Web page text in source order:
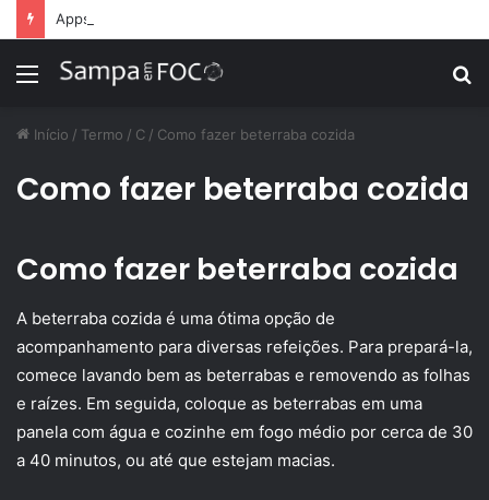
Menu
Início / Termo / C / Como fazer beterraba cozida
Como fazer beterraba cozida
Como fazer beterraba cozida
A beterraba cozida é uma ótima opção de
acompanhamento para diversas refeições. Para prepará-la,
comece lavando bem as beterrabas e removendo as folhas
e raízes. Em seguida, coloque as beterrabas em uma
panela com água e cozinhe em fogo médio por cerca de 30
a 40 minutos, ou até que estejam macias.